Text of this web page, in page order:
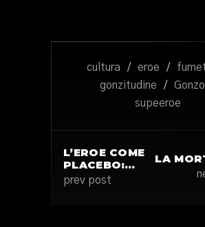
cultura / eroe /
gonzitudine
/ Gonzo
supeeroe
L’EROE COME
PLACEBO:…
prev post
LA